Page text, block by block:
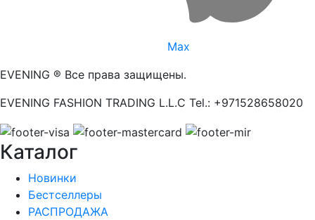
Max
EVENING ® Все права защищены.
EVENING FASHION TRADING L.L.C Tel.: +971528658020
Каталог
Новинки
Бестселлеры
РАСПРОДАЖА